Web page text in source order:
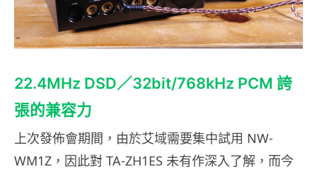
22.4MHz DSD／32bit/768kHz PCM 誇
張的兼容力
上次發佈會期間，由於艾域需要集中試用 NW-
WM1Z，因此對 TA-ZH1ES 未有作深入了解，而今